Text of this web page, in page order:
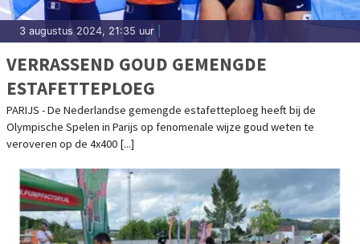
3 augustus 2024, 21:35 uur
VERRASSEND GOUD GEMENGDE
ESTAFETTEPLOEG
PARIJS - De Nederlandse gemengde estafetteploeg heeft bij de
Olympische Spelen in Parijs op fenomenale wijze goud weten te
veroveren op de 4x400 [...]